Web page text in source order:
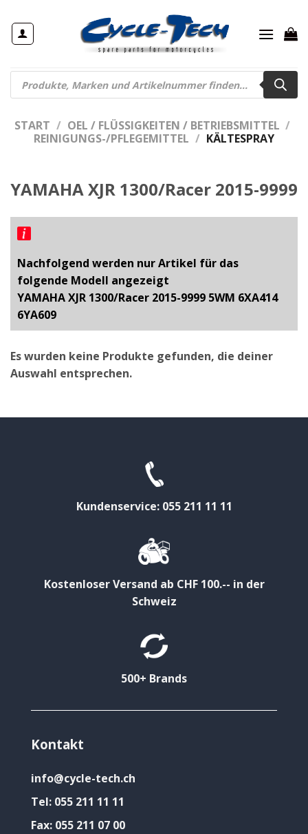
Inhalt
springen
Products
search
START / OEL / FLÜSSIGKEITEN / BETRIEBSMITTEL /
REINIGUNGS-/PFLEGEMITTEL / KÄLTESPRAY
YAMAHA XJR 1300/Racer 2015-9999
Nachfolgend werden nur Artikel für das
folgende Modell angezeigt
YAMAHA XJR 1300/Racer 2015-9999 5WM 6XA414
6YA609
Es wurden keine Produkte gefunden, die deiner
Auswahl entsprechen.
Kundenservice: 055 211 11 11
Kostenloser Versand ab CHF 100.-- in der
Schweiz
500+ Brands
Kontakt
info@cycle-tech.ch
Tel: 055 211 11 11
Fax: 055 211 07 00